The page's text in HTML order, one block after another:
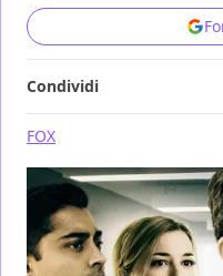
Condividi
FOX